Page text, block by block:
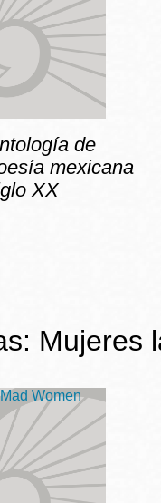
de
mexicana
XX
Mujeres